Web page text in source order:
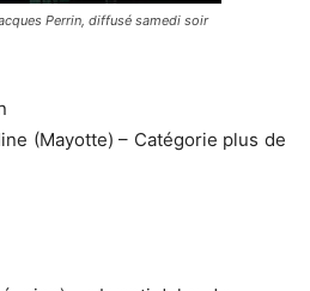
Perrin, diffusé samedi soir
(Mayotte) – Catégorie plus de